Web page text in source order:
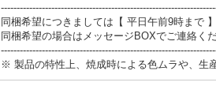
同梱希望につきましては【 平日午前9時まで
同梱希望の場合はメッセージBOXでご連絡くだ
※ 製品の特性上、焼成時による色ムラや、生